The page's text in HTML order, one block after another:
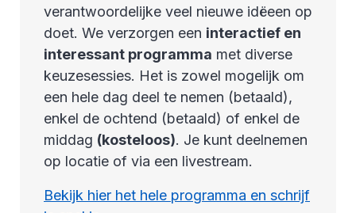
verantwoordelijke veel nieuwe idëeen op
doet. We verzorgen een interactief en
interessant programma met diverse
keuzesessies. Het is zowel mogelijk om
een hele dag deel te nemen (betaald),
enkel de ochtend (betaald) of enkel de
middag (kosteloos). Je kunt deelnemen
op locatie of via een livestream.
Bekijk hier het hele programma en schrijf